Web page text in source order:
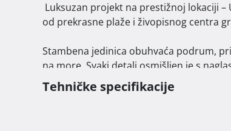
od prekrasne plaže i živopisnog centra
Stambena jedinica obuhvaća podrum,
na more. Svaki detalj osmišljen je s
Projekt je trenutačno u fazi izgradnje, a
Tehničke specifikacije